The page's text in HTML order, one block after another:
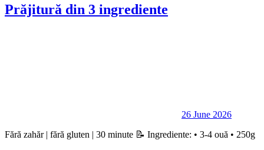
Prăjitură din 3 ingrediente
26 June 2026
Fără zahăr | fără gluten | 30 minute 📝 Ingrediente: • 3-4 ouă • 250g